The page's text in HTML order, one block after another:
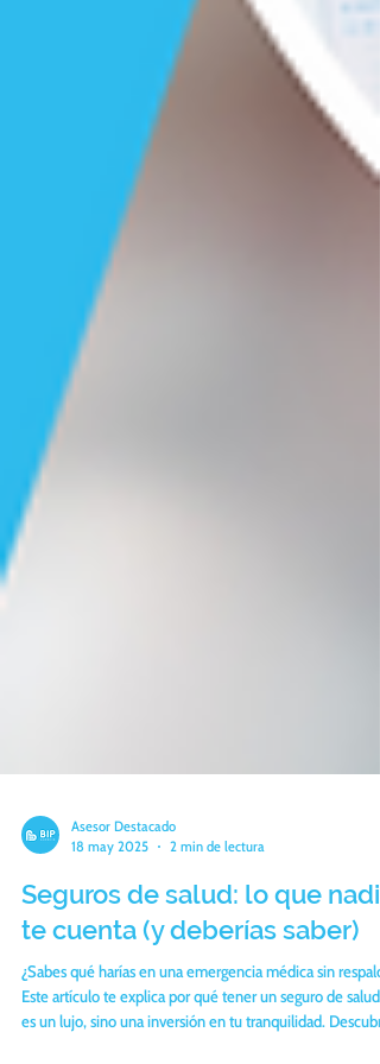
18 may 2025
2 min de lectura
Seguros de salud: lo que nadie
te cuenta (y deberías saber)
¿Sabes qué harías en una emergencia médica sin
Este artículo te explica por qué tener un seguro de salud